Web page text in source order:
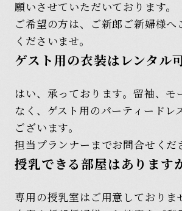
願いさせていただいております。
ご希望の方は、ご新郎ご新婦様へ
くださいませ。
ゲスト用の衣装はレンタル
はい、承っております。留袖、モ
なく、ゲスト用のパーティードレ
ございます。
担当プランナーまでお問合せくだ
授乳できる部屋はあります
専用の授乳室はご用意しておりま